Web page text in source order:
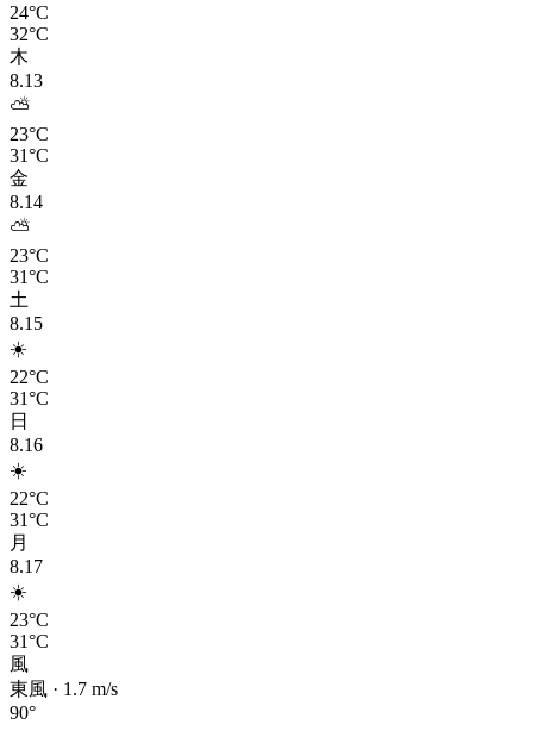
24°C
32°C
木
8.13
⛅
23°C
31°C
金
8.14
⛅
23°C
31°C
土
8.15
☀️
22°C
31°C
日
8.16
☀️
22°C
31°C
月
8.17
☀️
23°C
31°C
風
東風 · 1.7 m/s
90°